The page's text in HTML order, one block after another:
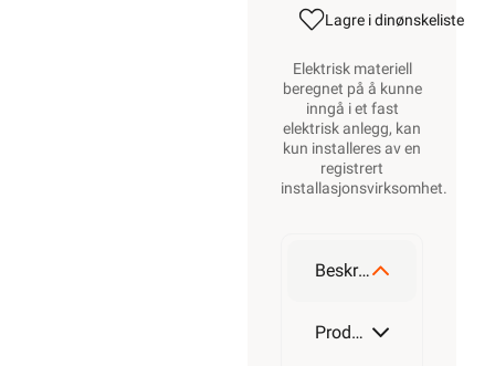
Lagre i dinønskeliste
Elektrisk materiell
beregnet på å kunne
inngå i et fast
elektrisk anlegg, kan
kun installeres av en
registrert
installasjonsvirksomhet.
Beskrivelse
Produktdetaljer